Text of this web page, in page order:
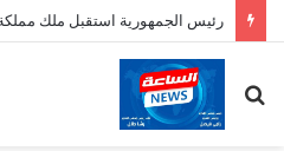
رئيس الجمهورية استقبل ملك مملكة
عن